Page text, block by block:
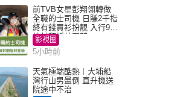
前TVB女星彭翔翎轉做
全職的士司機 日賺2千指
終有錢買衫扮靚 入行9年
被封翻版林夏薇
影視圈
5小時前
天氣極端酷熱︱大埔船
灣行山男暈倒 直升機送
院途中不治